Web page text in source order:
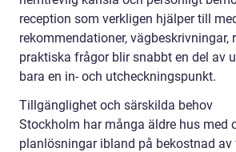
reception som verkligen hjälper till
rekommendationer, vägbeskrivningar,
praktiska frågor blir snabbt en del av
bara en in- och utcheckningspunkt.
Tillgänglighet och särskilda behov
Stockholm har många äldre hus med
planlösningar ibland på bekostnad